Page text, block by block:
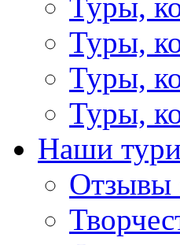
Туры,
Туры,
Туры,
Туры,
Наши
Отзывы